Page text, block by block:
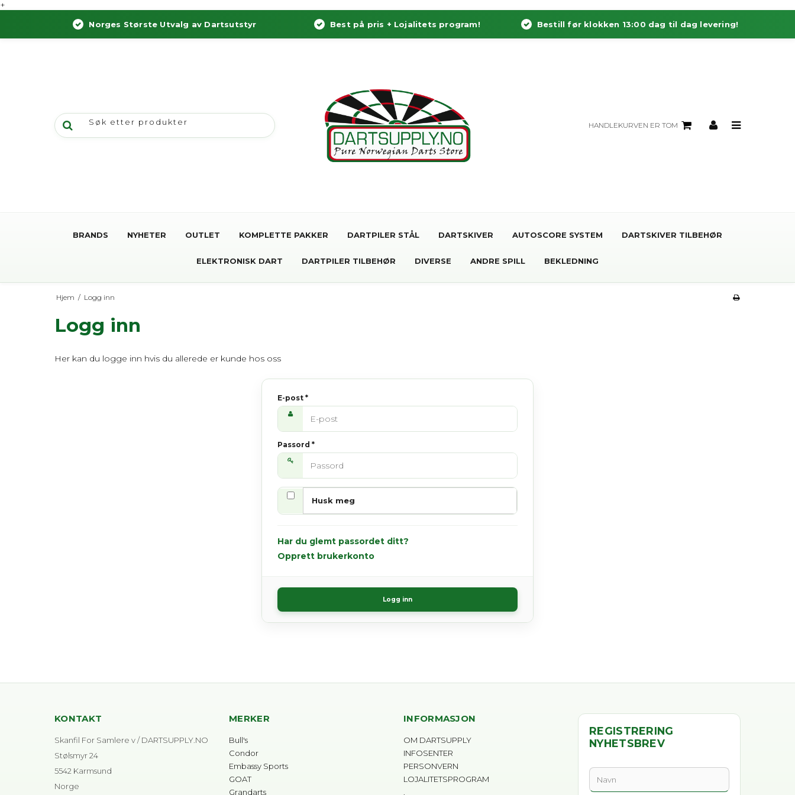
+
Norges Største Utvalg av Dartsutstyr Best på pris + Lojalitets program! Bestill før klokken 13:00 dag til dag levering!
HANDLEKURVEN ER TOM
BRANDS NYHETER OUTLET KOMPLETTE PAKKER DARTPILER STÅL DARTSKIVER AUTOSCORE SYSTEM DARTSKIVER TILBEHØR
ELEKTRONISK DART DARTPILER TILBEHØR DIVERSE ANDRE SPILL BEKLEDNING
Hjem / Logg inn
Logg inn
Her kan du logge inn hvis du allerede er kunde hos oss
E-post *
Passord *
Husk meg
Har du glemt passordet ditt?
Opprett brukerkonto
Logg inn
KONTAKT
Skanfil For Samlere v / DARTSUPPLY.NO
Stølsmyr 24
5542 Karmsund
Norge
MERKER
Bull's
Condor
Embassy Sports
GOAT
Grandarts
INFORMASJON
OM DARTSUPPLY
INFOSENTER
PERSONVERN
LOJALITETSPROGRAM
REGISTRERING
NYHETSBREV